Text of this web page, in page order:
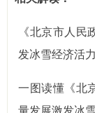
《北京市人民
发冰雪经济活
一图读懂《北